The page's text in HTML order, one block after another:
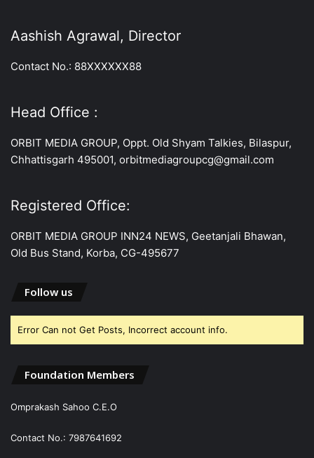
Aashish Agrawal, Director
Contact No.: 88XXXXXX88
Head Office :
ORBIT MEDIA GROUP, Oppt. Old Shyam Talkies, Bilaspur,
Chhattisgarh 495001, orbitmediagroupcg@gmail.com
Registered Office:
ORBIT MEDIA GROUP INN24 NEWS, Geetanjali Bhawan,
Old Bus Stand, Korba, CG-495677
Follow us
Error Can not Get Posts, Incorrect account info.
Foundation Members
Omprakash Sahoo C.E.O
Contact No.: 7987641692